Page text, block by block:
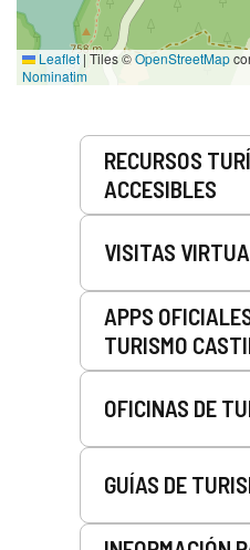
Leaflet | Tiles ©OpenStreetMap
Nominatim
RECURSOS
ACCESIBLES
VISITAS
APPS
TURISMO
OFICINAS DE
GUÍAS DE